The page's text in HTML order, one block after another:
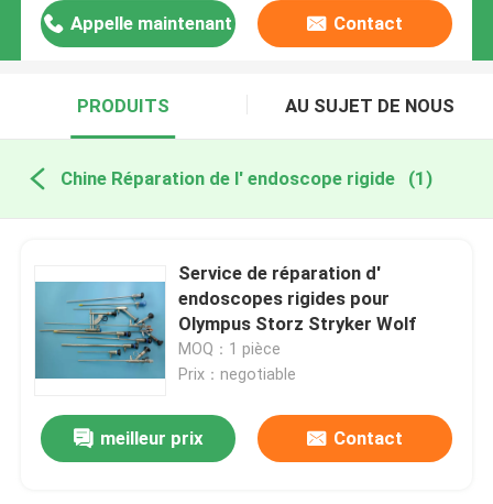
Appelle maintenant Contact
PRODUITS AU SUJET DE NOUS
Chine Réparation de l' endoscope rigide (1)
Service de réparation d'
endoscopes rigides pour
Olympus Storz Stryker Wolf
MOQ：1 pièce
Prix：negotiable
meilleur prix Contact